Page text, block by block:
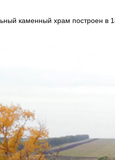
каменный храм построен в